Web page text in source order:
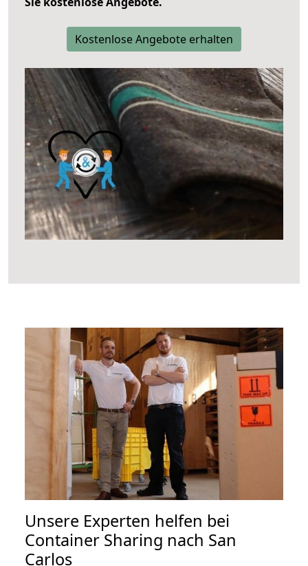
Kostenlose Angebote erhalten
Unsere Experten helfen bei
Container Sharing nach San
Carlos